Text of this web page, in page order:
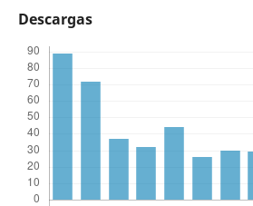
Descargas